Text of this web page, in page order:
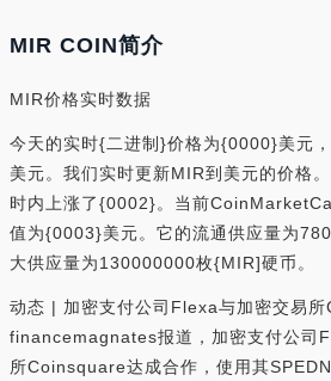
MIR COIN简介
MIR价格实时数据
今天的实时{二进制}价格为{0000}美元
美元。我们实时更新MIR到美元的价格
时内上涨了{0002}。当前
值为{0003}美元。它的流通供应量为
大供应量为130000000枚{MIR]硬币。
动态 | 加密支付公司Flexa与加密交易
financemagnates报道，加密支付公司
所Coinsquare达成合作，使用其